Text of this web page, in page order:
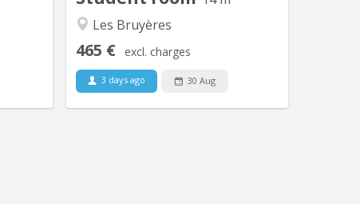
Les Bruyères
465 € excl. charges
3 days ago 30 Aug